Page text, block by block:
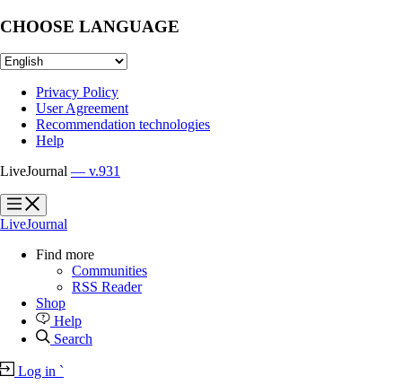
CHOOSE LANGUAGE
Privacy Policy
User Agreement
Recommendation technologies
Help
LiveJournal — v.931
?
?
LiveJournal
Find more
Communities
RSS Reader
Shop
Help
Search
Log in `